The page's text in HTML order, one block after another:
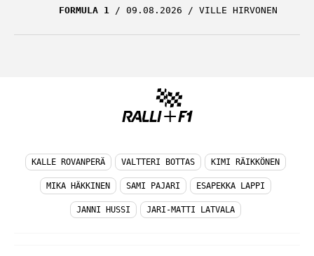
FORMULA 1 09.08.2026 VILLE HIRVONEN
KALLE ROVANPERÄ VALTTERI BOTTAS KIMI RÄIKKÖNEN
MIKA HÄKKINEN SAMI PAJARI ESAPEKKA LAPPI
JANNI HUSSI JARI-MATTI LATVALA